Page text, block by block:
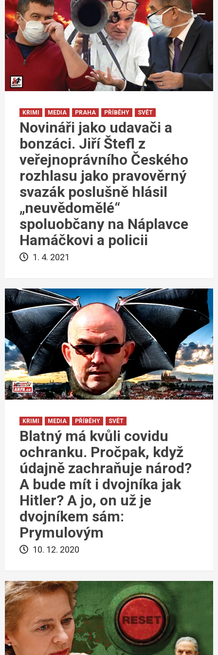
KRIMI MEDIA PRAHA PŘÍBĚHY SVĚT
Novináři jako udavači a
bonzáci. Jiří Štefl z
veřejnoprávního Českého
rozhlasu jako pravověrný
svazák poslušně hlásil
„neuvědomělé“
spoluobčany na Náplavce
Hamáčkovi a policii
1. 4. 2021
KRIMI MEDIA PŘÍBĚHY SVĚT
Blatný má kvůli covidu
ochranku. Pročpak, když
údajně zachraňuje národ?
A bude mít i dvojníka jak
Hitler? A jo, on už je
dvojníkem sám:
Prymulovým
10. 12. 2020